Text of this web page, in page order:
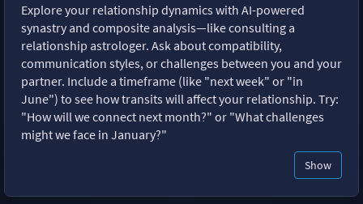
Explore your relationship dynamics with AI-powered
synastry and composite analysis—like consulting a
relationship astrologer. Ask about compatibility,
communication styles, or challenges between you and your
partner. Include a timeframe (like "next week" or "in
June") to see how transits will affect your relationship. Try:
"How will we connect next month?" or "What challenges
might we face in January?"
Show